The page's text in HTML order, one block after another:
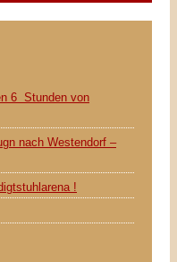
6 Stunden von
nach Westendorf –
!